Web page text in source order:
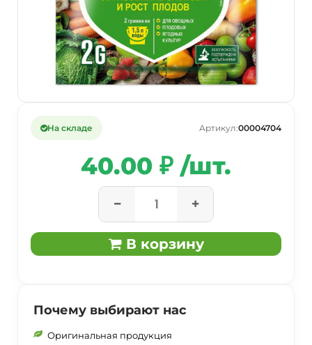
На складе Артикул:00004704
40.00 ₽ /шт.
В корзину
Почему выбирают нас
Оригинальная продукция